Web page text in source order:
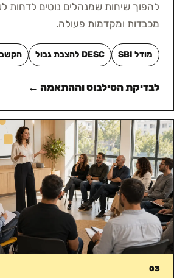
להפוך שיחות שמנהלים נוטים לדחות
מכבדות ומקדמות פעולה.
מודל SBI DESC להצבת גבול
לבדיקת הסילבוס וההתאמה ←
03